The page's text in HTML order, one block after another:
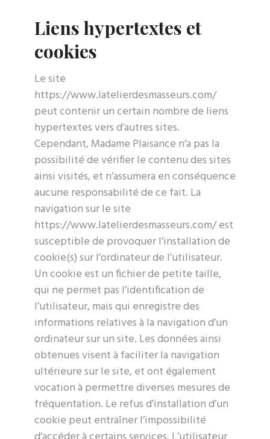
Liens hypertextes et
cookies
Le site
https://www.latelierdesmasseurs.com/
peut contenir un certain nombre de liens
hypertextes vers d’autres sites.
Cependant, Madame Plaisance n’a pas la
possibilité de vérifier le contenu des sites
ainsi visités, et n’assumera en conséquence
aucune responsabilité de ce fait. La
navigation sur le site
https://www.latelierdesmasseurs.com/ est
susceptible de provoquer l’installation de
cookie(s) sur l’ordinateur de l’utilisateur.
Un cookie est un fichier de petite taille,
qui ne permet pas l’identification de
l’utilisateur, mais qui enregistre des
informations relatives à la navigation d’un
ordinateur sur un site. Les données ainsi
obtenues visent à faciliter la navigation
ultérieure sur le site, et ont également
vocation à permettre diverses mesures de
fréquentation. Le refus d’installation d’un
cookie peut entraîner l’impossibilité